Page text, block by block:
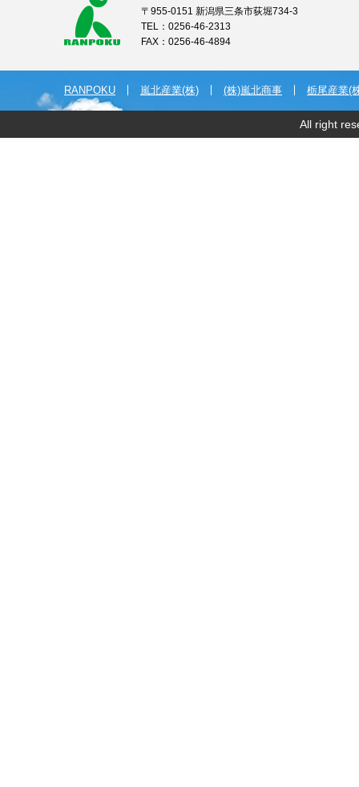
〒955-0151 新潟県三条市荻堀734-3
TEL：0256-46-2313
FAX：0256-46-4894
RANPOKU 嵐北産業(株) (株)嵐北商事 栃尾産業(
All right